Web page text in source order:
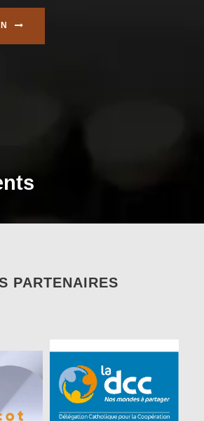
PARTENAIRES